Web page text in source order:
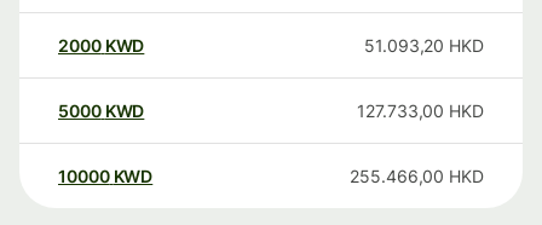
2000 KWD 51.093,20 HKD
5000 KWD 127.733,00 HKD
10000 KWD 255.466,00 HKD